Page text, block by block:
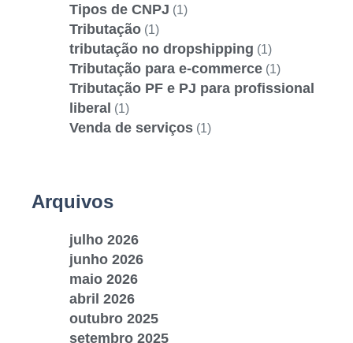
Tipos de CNPJ (1)
Tributação (1)
tributação no dropshipping (1)
Tributação para e-commerce (1)
Tributação PF e PJ para profissional
liberal (1)
Venda de serviços (1)
Arquivos
julho 2026
junho 2026
maio 2026
abril 2026
outubro 2025
setembro 2025